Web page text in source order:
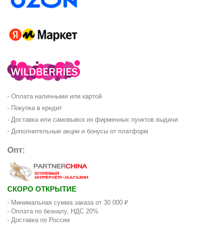
- Оплата наличными или картой
- Покупка в кредит
- Доставка или самовывоз из фирменных пунктов выдачи
- Дополнительные акции и бонусы от платформ
Опт:
СКОРО ОТКРЫТИЕ
- Минимальная сумма заказа от 30 000 ₽
- Оплата по безналу, НДС 20%
- Доставка по России